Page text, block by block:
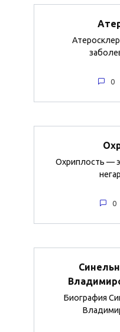
0
Охриплость —
0
Биография